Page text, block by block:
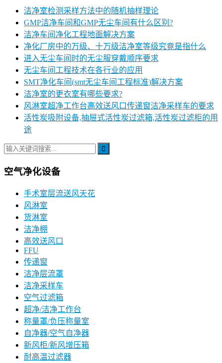
洁净室检测采样方法中的随机抽样理论
GMP洁净车间和GMP无尘车间有什么区别?
洁净车间净化工程地面解决方案
净化厂房中的万级、十万级洁净室等级究竟是指什么
进入无尘车间时的无尘服穿戴顺序要求
无尘车间工程技术在各行业的应用
SMT净化车间(smt无尘车间工程标准)解决方案
洁净室的更衣室有哪些要求?
风淋室超净工作台高效送风口传递窗洁净采样车的要求
活性炭吸附设备,抽屉式活性炭过滤箱,活性炭过滤柜的用
途
空气净化设备
手术室层流送风天花
风淋室
货淋室
洁净棚
高效送风口
FFU
传递窗
洁净层流罩
洁净采样车
空气过滤箱
超净/洁净工作台
称量罩/负压称量室
自净器/空气自净器
新风柜/新风增压箱
耐高温过滤器